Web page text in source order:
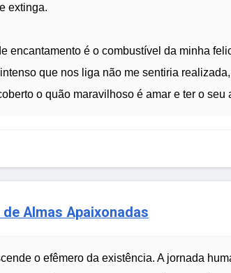
extinga.
encantamento é o combustível da minha
que nos liga não me sentiria
o quão maravilhoso é amar e ter o seu
Almas Apaixonadas
o efêmero da existência. A jornada